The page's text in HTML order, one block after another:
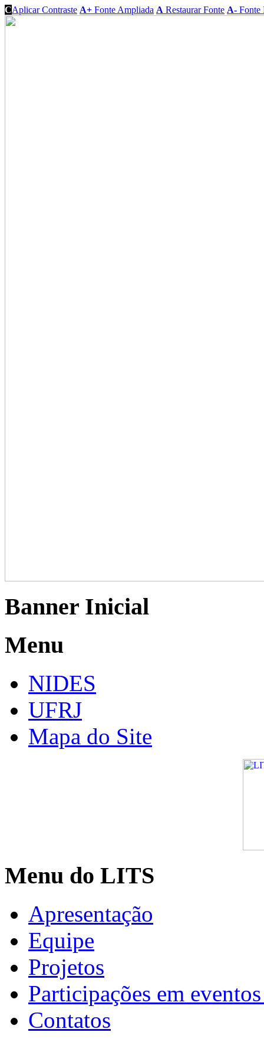
CAplicar Contraste A+ Fonte Ampliada A Restaurar Fonte A- Fonte
Banner Inicial
Menu
NIDES
UFRJ
Mapa do Site
Menu do LITS
Apresentação
Equipe
Projetos
Participações em
Contatos